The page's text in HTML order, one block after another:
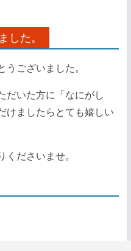
した。
ございました。
だいた方に「なにがし
けましたらとても嬉しい
ださいませ。